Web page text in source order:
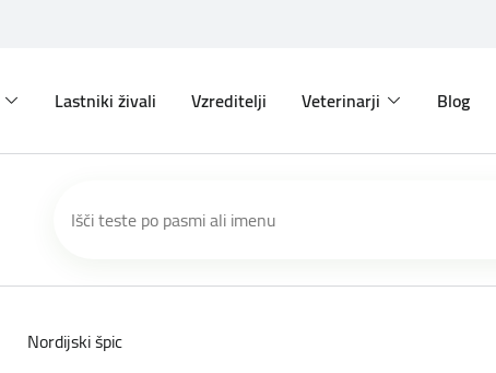
Lastniki živali Vzreditelji Veterinarji Blog
Nordijski špic